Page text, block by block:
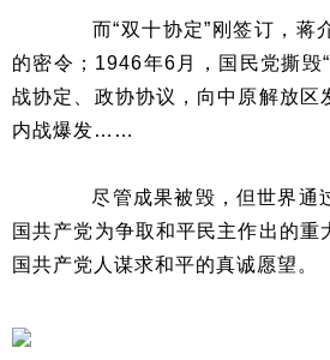
而“双十协定”刚签订，蒋
的密令；1946年6月，国民党撕毁
战协定、政协协议，向中原解放区
内战爆发……
尽管成果被毁，但世界通
国共产党为争取和平民主作出的重
国共产党人谋求和平的真诚愿望。